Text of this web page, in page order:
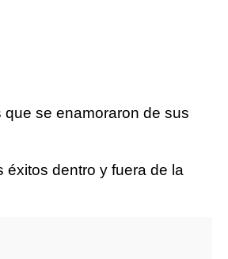
se enamoraron de sus
dentro y fuera de la